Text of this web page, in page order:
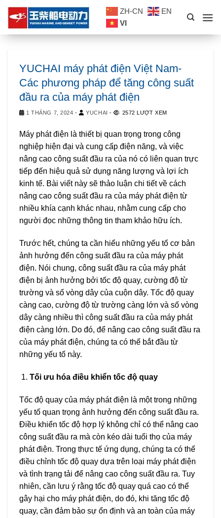
Skip
content
ZH-CN
EN
VI
YUCHAI máy phát điện Việt Nam-
Các phương pháp để tăng công suất
đầu ra của máy phát điện
1 THÁNG 7, 2024 - YUCHAI - 2572 LƯỢT XEM
Máy phát điện là thiết bị quan trọng trong công
nghiệp hiện đại và cung cấp điện năng, và việc
nâng cao công suất đầu ra của nó có liên quan trực
tiếp đến hiệu quả sử dụng năng lượng và lợi ích
kinh tế. Bài viết này sẽ thảo luận chi tiết về cách
nâng cao công suất đầu ra của máy phát điện từ
nhiều khía cạnh khác nhau, nhằm cung cấp cho
người đọc những thông tin tham khảo hữu ích.
Trước hết, chúng ta cần hiểu những yếu tố cơ bản
ảnh hưởng đến công suất đầu ra của máy phát
điện. Nói chung, công suất đầu ra của máy phát
điện bị ảnh hưởng bởi tốc độ quay, cường độ từ
trường và số vòng dây của cuộn dây. Tốc độ quay
càng cao, cường độ từ trường càng lớn và số vòng
dây càng nhiều thì công suất đầu ra của máy phát
điện càng lớn. Do đó, để nâng cao công suất đầu ra
của máy phát điện, chúng ta có thể bắt đầu từ
những yếu tố này.
Tối ưu hóa điều khiển tốc độ quay
Tốc độ quay của máy phát điện là một trong những
yếu tố quan trọng ảnh hưởng đến công suất đầu ra.
Điều khiển tốc độ hợp lý không chỉ có thể nâng cao
công suất đầu ra mà còn kéo dài tuổi thọ của máy
phát điện. Trong thực tế ứng dụng, chúng ta có thể
điều chỉnh tốc độ quay dựa trên loại máy phát điện
và tình trạng tải để nâng cao công suất đầu ra. Tuy
nhiên, cần lưu ý rằng tốc độ quay quá cao có thể
gây hại cho máy phát điện, do đó, khi tăng tốc độ
quay, cần đảm bảo sự ổn định và an toàn của máy